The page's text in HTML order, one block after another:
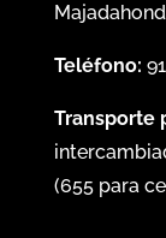
Teléfono:
Transporte
(655para